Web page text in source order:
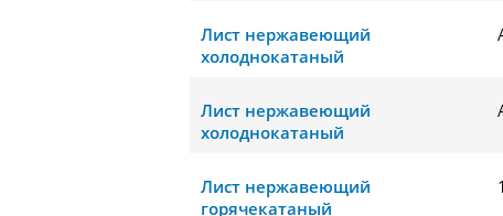
Лист нержавеющий
холоднокатаный
Лист нержавеющий
холоднокатаный
Лист нержавеющий
горячекатаный